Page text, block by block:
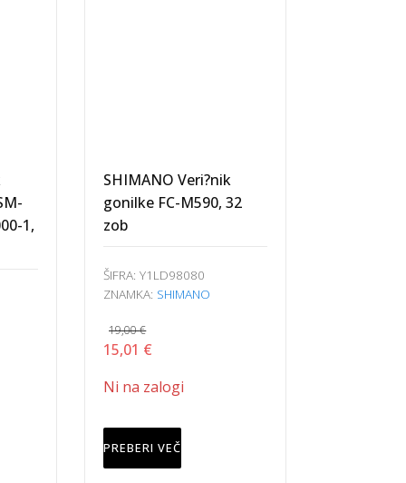
1,
SHIMANO Veri?nik
gonilke FC-M590, 32
zob
ŠIFRA: Y1LD98080
ZNAMKA: SHIMANO
19,00€
Izvirna
je
19,00 €.
15,01 €Trenutna
je:
Ni na zalogi
PREBERI VEČ